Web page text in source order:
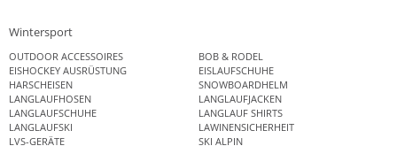
Wintersport
OUTDOOR ACCESSOIRES
BOB & RODEL
EISHOCKEY AUSRÜSTUNG
EISLAUFSCHUHE
HARSCHEISEN
SNOWBOARDHELM
LANGLAUFHOSEN
LANGLAUFJACKEN
LANGLAUFSCHUHE
LANGLAUF SHIRTS
LANGLAUFSKI
LAWINENSICHERHEIT
LVS-GERÄTE
SKI ALPIN